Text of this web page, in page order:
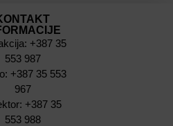
+387 35
553 987
+387 35 553
967
+387 35
553 988